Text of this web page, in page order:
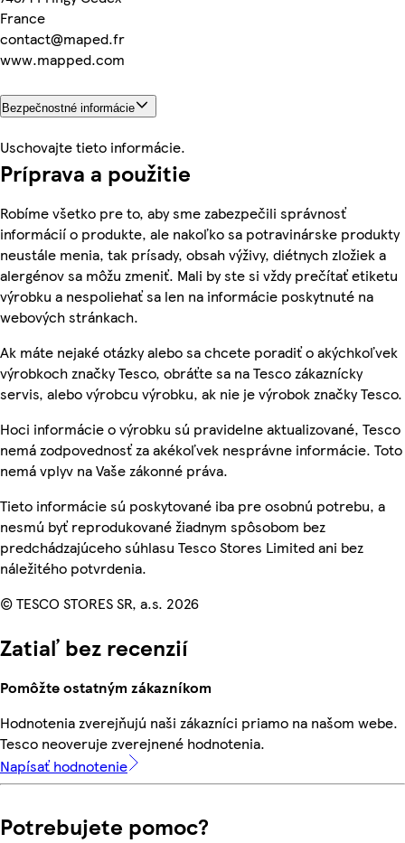
France
contact@maped.fr
www.mapped.com
Bezpečnostné informácie
Uschovajte tieto informácie.
Príprava a použitie
Robíme všetko pre to, aby sme zabezpečili správnosť
informácií o produkte, ale nakoľko sa potravinárske produkty
neustále menia, tak prísady, obsah výživy, diétnych zložiek a
alergénov sa môžu zmeniť. Mali by ste si vždy prečítať etiketu
výrobku a nespoliehať sa len na informácie poskytnuté na
webových stránkach.
Ak máte nejaké otázky alebo sa chcete poradiť o akýchkoľvek
výrobkoch značky Tesco, obráťte sa na Tesco zákaznícky
servis, alebo výrobcu výrobku, ak nie je výrobok značky Tesco.
Hoci informácie o výrobku sú pravidelne aktualizované, Tesco
nemá zodpovednosť za akékoľvek nesprávne informácie. Toto
nemá vplyv na Vaše zákonné práva.
Tieto informácie sú poskytované iba pre osobnú potrebu, a
nesmú byť reprodukované žiadnym spôsobom bez
predchádzajúceho súhlasu Tesco Stores Limited ani bez
náležitého potvrdenia.
© TESCO STORES SR, a.s. 2026
Zatiaľ bez recenzií
Pomôžte ostatným zákazníkom
Hodnotenia zverejňujú naši zákazníci priamo na našom webe.
Tesco neoveruje zverejnené hodnotenia.
Napísať hodnotenie
Potrebujete pomoc?